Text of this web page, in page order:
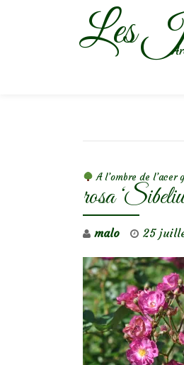
Les
A l’ombre de l’acer
rosa
malo 25